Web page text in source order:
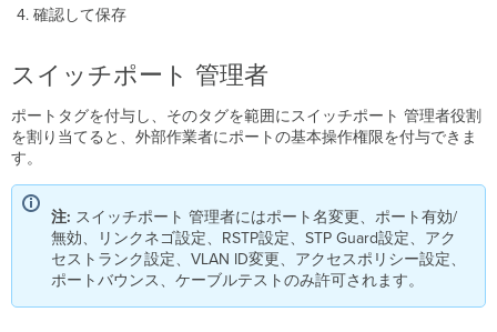
確認して保存
スイッチポート 管理者
ポートタグを付与し、そのタグを範囲にスイッチポート 管理者役割
を割り当てると、外部作業者にポートの基本操作権限を付与できま
す。
注: スイッチポート 管理者にはポート名変更、ポート有効/
無効、リンクネゴ設定、RSTP設定、STP Guard設定、アク
セストランク設定、VLAN ID変更、アクセスポリシー設定、
ポートバウンス、ケーブルテストのみ許可されます。